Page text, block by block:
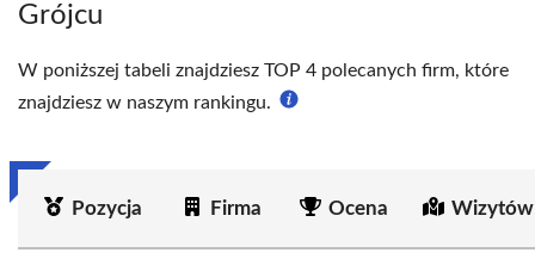
Grójcu
W poniższej tabeli znajdziesz TOP 4 polecanych firm, które
znajdziesz w naszym rankingu.
Pozycja Firma Ocena